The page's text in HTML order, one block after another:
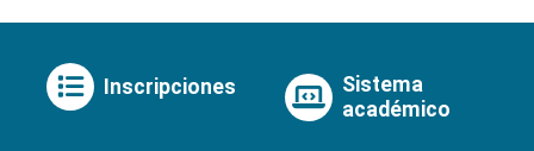
Inscripciones
Sistema
académico